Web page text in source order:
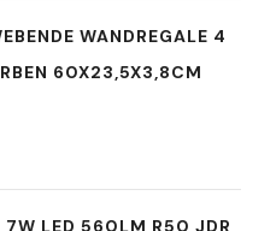
WANDREGALE 4
60X23,5X3,8CM
7W LED 560LM R50 JDR